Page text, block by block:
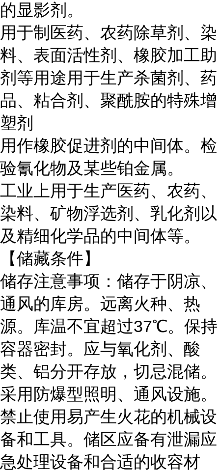
的显影剂。
用于制医药、农药除草剂、染
料、表面活性剂、橡胶加工助
剂等用途用于生产杀菌剂、药
品、粘合剂、聚酰胺的特殊增
塑剂
用作橡胶促进剂的中间体。检
验氰化物及某些铂金属。
工业上用于生产医药、农药、
染料、矿物浮选剂、乳化剂以
及精细化学品的中间体等。
【储藏条件】
储存注意事项：储存于阴凉、
通风的库房。远离火种、热
源。库温不宜超过37℃。保持
容器密封。应与氧化剂、酸
类、铝分开存放，切忌混储。
采用防爆型照明、通风设施。
禁止使用易产生火花的机械设
备和工具。储区应备有泄漏应
急处理设备和合适的收容材